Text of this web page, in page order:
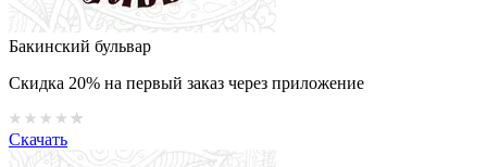
Бакинский бульвар
Скидка 20% на первый заказ через приложение
Скачать